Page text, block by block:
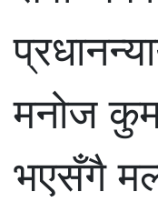
मनोज
भएसँगै